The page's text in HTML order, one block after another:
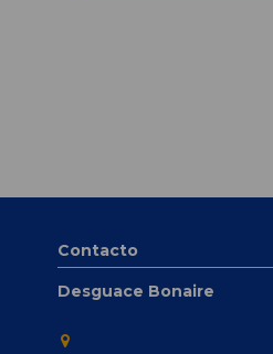
Contacto
Desguace Bonaire